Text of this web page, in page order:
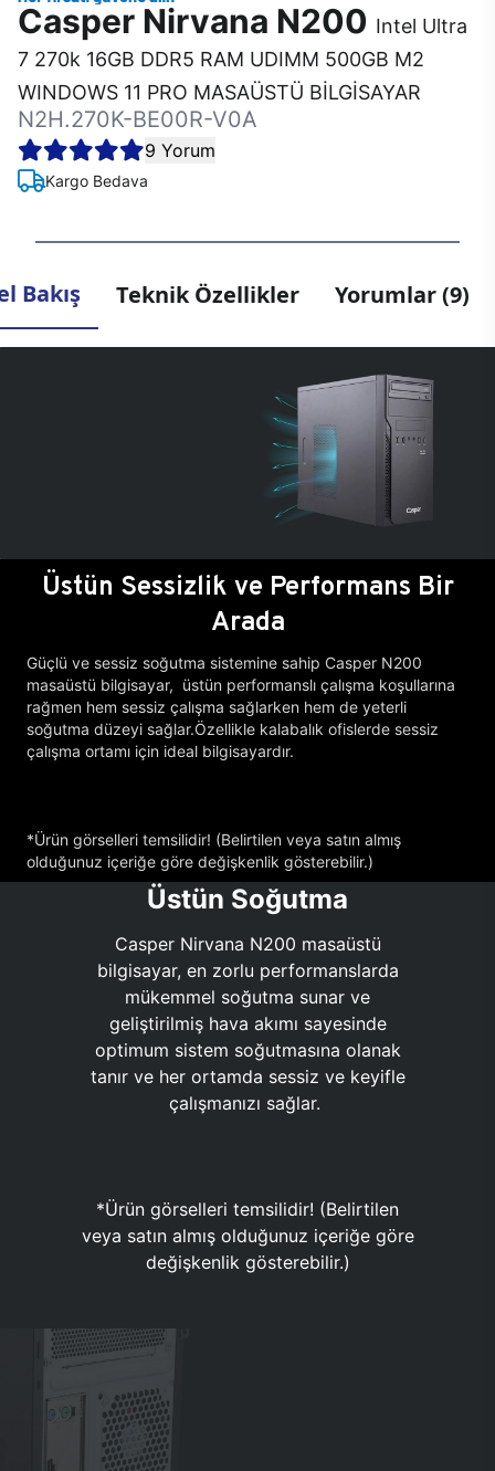
Casper Nirvana N200 Intel Ultra
7 270k 16GB DDR5 RAM UDIMM 500GB M2
WINDOWS 11 PRO MASAÜSTÜ BİLGİSAYAR
N2H.270K-BE00R-V0A
9 Yorum
Kargo Bedava
Bakış Teknik Özellikler Yorumlar (9)
Üstün Sessizlik ve Performans Bir
Arada
Güçlü ve sessiz soğutma sistemine sahip Casper N200
masaüstü bilgisayar, üstün performanslı çalışma koşullarına
rağmen hem sessiz çalışma sağlarken hem de yeterli
soğutma düzeyi sağlar.Özellikle kalabalık ofislerde sessiz
çalışma ortamı için ideal bilgisayardır.
*Ürün görselleri temsilidir! (Belirtilen veya satın almış
olduğunuz içeriğe göre değişkenlik gösterebilir.)
Üstün Soğutma
Casper Nirvana N200 masaüstü
bilgisayar, en zorlu performanslarda
mükemmel soğutma sunar ve
geliştirilmiş hava akımı sayesinde
optimum sistem soğutmasına olanak
tanır ve her ortamda sessiz ve keyifle
çalışmanızı sağlar.
*Ürün görselleri temsilidir! (Belirtilen
veya satın almış olduğunuz içeriğe göre
değişkenlik gösterebilir.)